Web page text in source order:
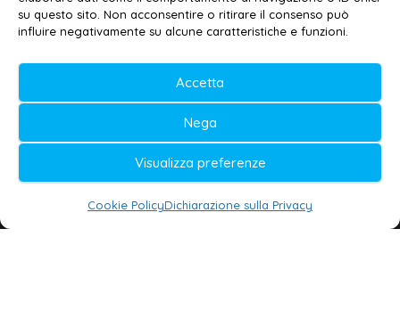
su questo sito. Non acconsentire o ritirare il consenso può
influire negativamente su alcune caratteristiche e funzioni.
Accetta
Nega
Visualizza preferenze
Cookie PolicyDichiarazione sulla Privacy
© 2020-2026 | Galatina24 ®
Testata iscritta al n. 11/2020 Registro della
Stampa Tribunale di Lecce
Editore e direttore responsabile:
Daniele G. Masciullo
Galatina24 è marchio registrato dal Ministero
delle Imprese